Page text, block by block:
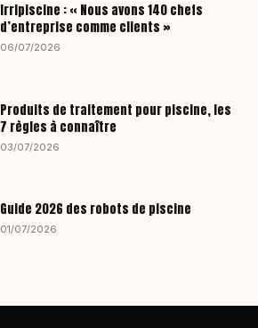
Irripiscine : « Nous avons 140 chefs
d’entreprise comme clients »
06/07/2026
Produits de traitement pour piscine, les
7 règles à connaître
03/07/2026
Guide 2026 des robots de piscine
01/07/2026